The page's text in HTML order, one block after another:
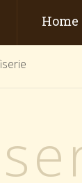
Home